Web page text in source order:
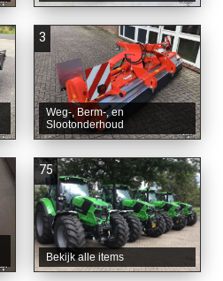
3
Weg-, Berm-, en
Slootonderhoud
75
Bekijk alle items